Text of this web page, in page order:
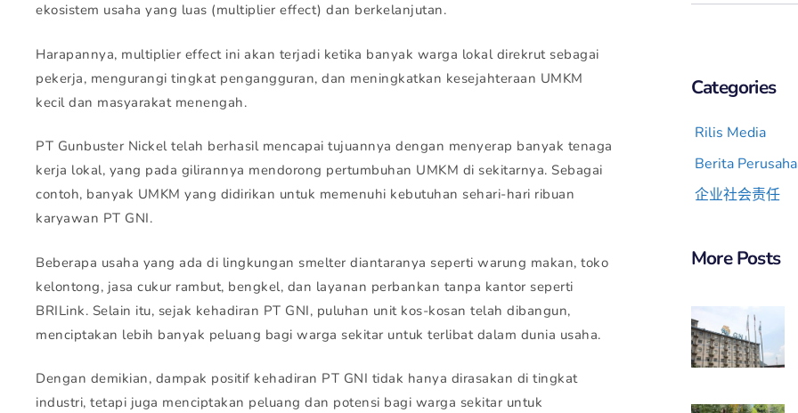
ekosistem usaha yang luas (multiplier effect) dan berkelanjutan.
Harapannya, multiplier effect ini akan terjadi ketika banyak warga lokal direkrut sebagai
pekerja, mengurangi tingkat pengangguran, dan meningkatkan kesejahteraan UMKM
kecil dan masyarakat menengah.
PT Gunbuster Nickel telah berhasil mencapai tujuannya dengan menyerap banyak tenaga
kerja lokal, yang pada gilirannya mendorong pertumbuhan UMKM di sekitarnya. Sebagai
contoh, banyak UMKM yang didirikan untuk memenuhi kebutuhan sehari-hari ribuan
karyawan PT GNI.
Beberapa usaha yang ada di lingkungan smelter diantaranya seperti warung makan, toko
kelontong, jasa cukur rambut, bengkel, dan layanan perbankan tanpa kantor seperti
BRILink. Selain itu, sejak kehadiran PT GNI, puluhan unit kos-kosan telah dibangun,
menciptakan lebih banyak peluang bagi warga sekitar untuk terlibat dalam dunia usaha.
Dengan demikian, dampak positif kehadiran PT GNI tidak hanya dirasakan di tingkat
industri, tetapi juga menciptakan peluang dan potensi bagi warga sekitar untuk
Categories
Rilis Media
Berita
企业社会责任
More Posts